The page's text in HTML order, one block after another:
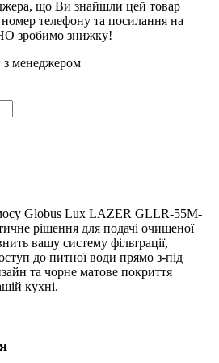
що Ви знайшли цей товар
телефону та посилання на
зробимо знижку!
з менеджером
Globus Lux LAZER GLLR-55M-
рішення для подачі очищеної
вашу систему фільтрації,
до питної води прямо з-під
та чорне матове покриття
кухні.